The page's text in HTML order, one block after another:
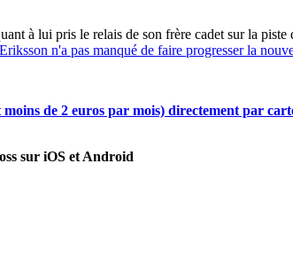
à lui pris le relais de son frère cadet sur la
n'a pas manqué de faire progresser la
de 2 euros par mois) directement par
sur iOS et Android